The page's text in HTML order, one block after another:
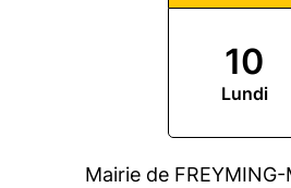
10
Lundi
Mairie de FREYMING-